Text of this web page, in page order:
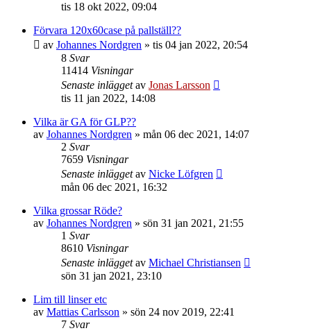
tis 18 okt 2022, 09:04
Förvara 120x60case på pallställ??
av Johannes Nordgren » tis 04 jan 2022, 20:54
8 Svar
11414 Visningar
Senaste inläggetav Jonas Larsson
tis 11 jan 2022, 14:08
Vilka är GA för GLP??
av Johannes Nordgren » mån 06 dec 2021, 14:07
2 Svar
7659 Visningar
Senaste inläggetav Nicke Löfgren
mån 06 dec 2021, 16:32
Vilka grossar Röde?
av Johannes Nordgren » sön 31 jan 2021, 21:55
1 Svar
8610 Visningar
Senaste inläggetav Michael Christiansen
sön 31 jan 2021, 23:10
Lim till linser etc
av Mattias Carlsson » sön 24 nov 2019, 22:41
7 Svar